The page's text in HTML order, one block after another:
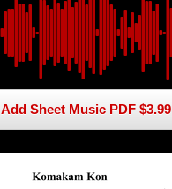
Add Sheet Music PDF $3.99